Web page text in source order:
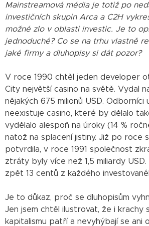
Mainstreamová média je totiž po
investičních skupin Arca a C2H
možné zlo v oblasti investic. Je to
jednoduché? Co se na trhu vlastně
jaké firmy a dluhopisy si dát pozor?
V roce 1990 chtěl jeden developer
City největší casino na světě. Vydal
nějakých 675 milionů USD.
neexistuje casino, které by dělalo
vydělalo alespoň na úroky (14 %
natož na splacení jistiny. Již po roce
potvrdila, v roce 1991 společnost
ztráty byly více než 1,5 miliardy USD.
zpět 13 centů z každého
Je to důkaz, proč se dluhopisům
Jen jsem chtěl ilustrovat, že i krachy
kapitalismu patří a nevyhýbají se ani